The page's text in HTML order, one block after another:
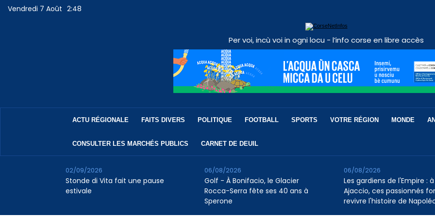
Vendredi 7 Août 2:48
Per voi, incù voi in ogni locu - l’info corse en libre accès
ACTU RÉGIONALE FAITS DIVERS POLITIQUE FOOTBALL SPORTS VOTRE RÉGION MONDE
CONSULTER LES MARCHÉS PUBLICS CARNET DE DEUIL
Stonde di Vita fait une pause
estivale
02/09/2026
Golf - À Bonifacio, le Glacier
Rocca-Serra fête ses 40 ans à
Sperone
06/08/2026
Les gardiens de l'Empire : à
Ajaccio, ces passionnés
revivre l'histoire de
06/08/2026